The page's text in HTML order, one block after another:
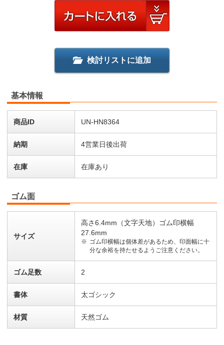
検討リストに追加
基本情報
商品ID UN-HN8364
納期 4営業日後出荷
在庫 在庫あり
ゴム面
サイズ
高さ6.4mm（文字天地）ゴム印横幅
27.6mm
ゴム印横幅は個体差があるため、印面幅に十
分な余裕を持たせるようご注意ください。
ゴム足数 2
書体 太ゴシック
材質 天然ゴム